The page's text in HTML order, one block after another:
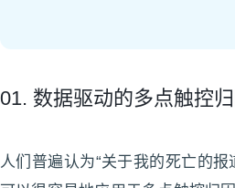
01. 数据驱动的多点触控
人们普遍认为“关于我的死亡的